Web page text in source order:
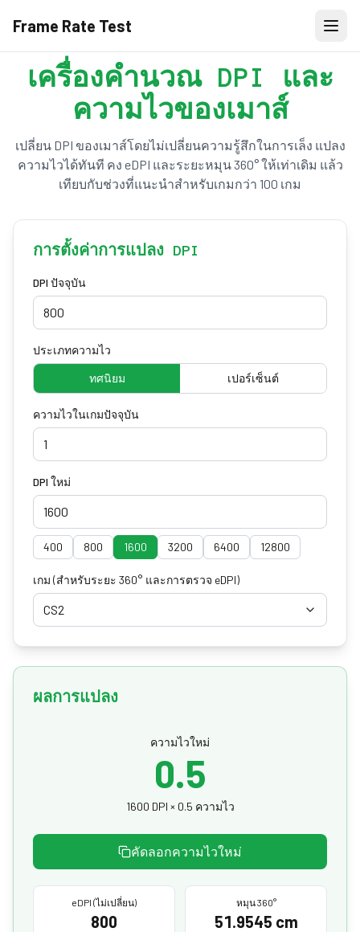
Frame Rate Test
เครื่องคำนวณ DPI และ
ความไวของเมาส์
เปลี่ยน DPI ของเมาส์โดยไม่เปลี่ยนความรู้สึกในการเล็ง แปลง
ความไวได้ทันที คง eDPI และระยะหมุน 360° ให้เท่าเดิม แล้ว
เทียบกับช่วงที่แนะนำสำหรับเกมกว่า 100 เกม
การตั้งค่าการแปลง DPI
DPI ปัจจุบัน
ประเภทความไว
ทศนิยม เปอร์เซ็นต์
ความไวในเกมปัจจุบัน
DPI ใหม่
400 800 1600 3200 6400 12800
เกม (สำหรับระยะ 360° และการตรวจ eDPI)
CS2
ผลการแปลง
ความไวใหม่
0.5
1600 DPI × 0.5 ความไว
คัดลอกความไวใหม่
eDPI (ไม่เปลี่ยน)
800
หมุน 360°
51.9545 cm